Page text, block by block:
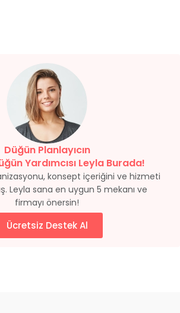
Düğün Planlayıcın
Yardımcısı Leyla Burada!
konsept içeriğini ve hizmeti
Leyla sana en uygun 5 mekanı ve
firmayı önersin!
Ücretsiz Destek Al